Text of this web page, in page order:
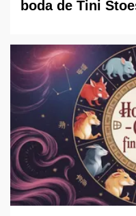
boda de Tini